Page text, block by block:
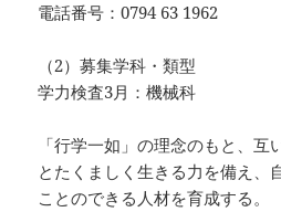
電話番号：0794 63 1962
（2）募集学科・類型
学力検査3月：機械科
「行学一如」の理念のもと、
とたくましく生きる力を備え、
ことのできる人材を育成する。